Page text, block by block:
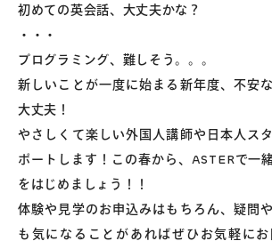
初めての英会話、大丈夫かな？
・・・
プログラミング、難しそう。。。
新しいことが一度に始まる新年度、不安
大丈夫！
やさしくて楽しい外国人講師や日本人ス
ポートします！この春から、ASTERで一
をはじめましょう！！
体験や見学のお申込みはもちろん、疑問
も気になることがあればぜひお気軽に